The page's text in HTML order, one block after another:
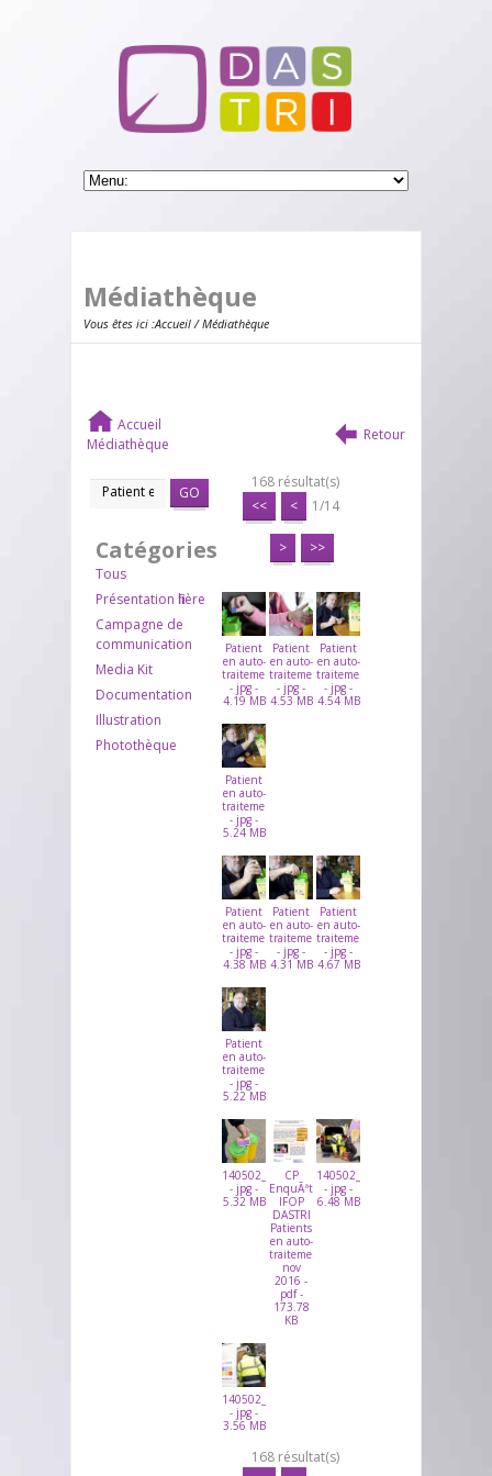
Médiathèque
Vous êtes ici :Accueil/ Médiathèque
Accueil
Médiathèque
Retour
GO
Catégories
Tous
Présentation filière
Campagne de
communication
Media Kit
Documentation
Illustration
Photothèque
168 résultat(s)
<<
< 1/14
> >>
Patient
en auto-
traitement
- jpg -
4.19 MB
Patient
en auto-
traitement
- jpg -
4.53 MB
Patient
en auto-
traitement
- jpg -
4.54 MB
Patient
en auto-
traitement
- jpg -
5.24 MB
Patient
en auto-
traitement
- jpg -
4.38 MB
Patient
en auto-
traitement
- jpg -
4.31 MB
Patient
en auto-
traitement
- jpg -
4.67 MB
Patient
en auto-
traitement
- jpg -
5.22 MB
140502_DASTRI_TRIVALLEE_06
- jpg -
5.32 MB
CP
EnquÃªte
IFOP
DASTRI
Patients
en auto-
traitement-
nov
2016 -
pdf -
173.78
KB
140502_DASTRI_TRIVALLEE_13
- jpg -
6.48 MB
140502_DASTRI_TRIVALLEE_14
- jpg -
3.56 MB
168 résultat(s)